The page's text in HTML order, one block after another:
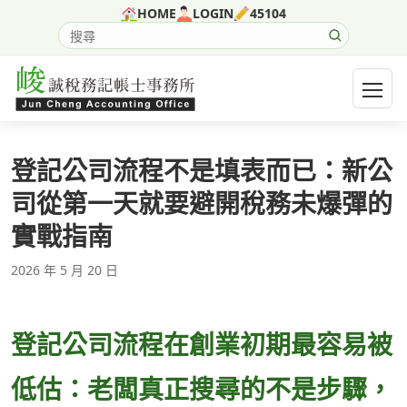
HOME LOGIN 45104
搜尋網站內容
開啟
登記公司流程不是填表而已：新公
司從第一天就要避開稅務未爆彈的
實戰指南
2026 年 5 月 20 日
登記公司流程在創業初期最容易被
低估：老闆真正搜尋的不是步驟，